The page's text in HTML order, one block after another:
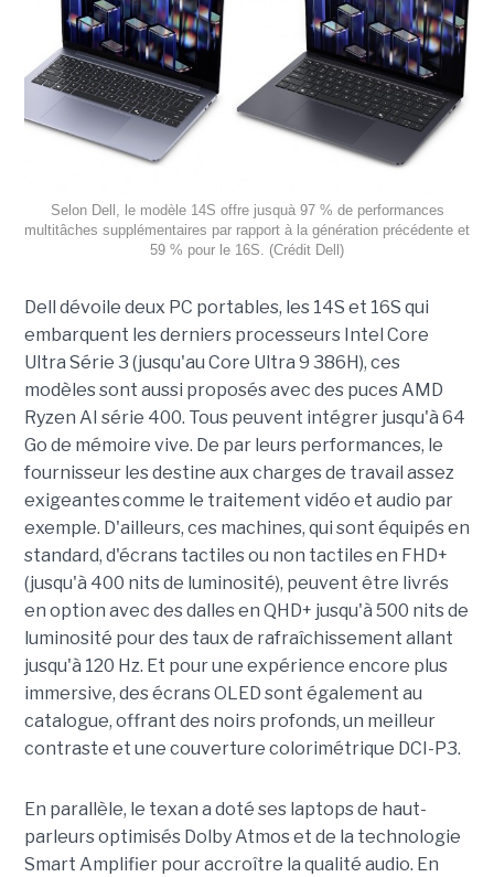
Selon Dell, le modèle 14S offre jusquà 97 % de performances
multitâches supplémentaires par rapport à la génération précédente et
59 % pour le 16S. (Crédit Dell)
Dell dévoile deux PC portables, les 14S et 16S qui
embarquent les derniers processeurs Intel Core
Ultra Série 3 (jusqu'au Core Ultra 9 386H), ces
modèles sont aussi proposés avec des puces AMD
Ryzen AI série 400. Tous peuvent intégrer jusqu'à 64
Go de mémoire vive. De par leurs performances, le
fournisseur les destine aux charges de travail assez
exigeantes comme le traitement vidéo et audio par
exemple. D'ailleurs, ces machines, qui sont équipés en
standard, d'écrans tactiles ou non tactiles en FHD+
(jusqu'à 400 nits de luminosité), peuvent être livrés
en option avec des dalles en QHD+ jusqu'à 500 nits de
luminosité pour des taux de rafraîchissement allant
jusqu'à 120 Hz. Et pour une expérience encore plus
immersive, des écrans OLED sont également au
catalogue, offrant des noirs profonds, un meilleur
contraste et une couverture colorimétrique DCI-P3.
En parallèle, le texan a doté ses laptops de haut-
parleurs optimisés Dolby Atmos et de la technologie
Smart Amplifier pour accroître la qualité audio. En